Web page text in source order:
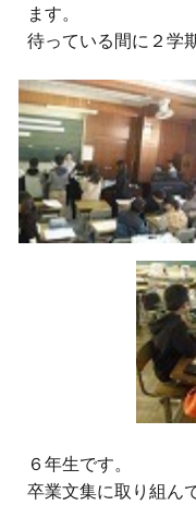
ます。
待っている間に２学
６年生です。
卒業文集に取り組ん